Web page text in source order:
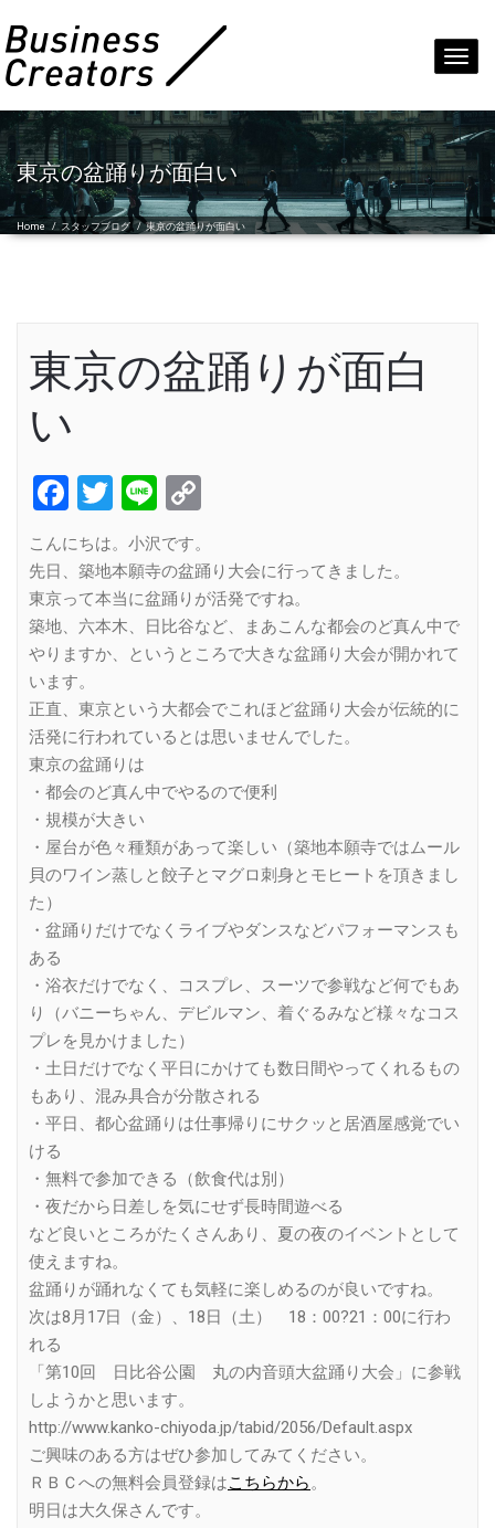
東京の盆踊りが面白い
Home / スタッフブログ /東京の盆踊りが面白い
東京の盆踊りが面白
い
Facebook
Twitter
Line
こんにちは。小沢です。
先日、築地本願寺の盆踊り大会に行ってきました。
東京って本当に盆踊りが活発ですね。
築地、六本木、日比谷など、まあこんな都会のど真ん中で
やりますか、というところで大きな盆踊り大会が開かれて
います。
正直、東京という大都会でこれほど盆踊り大会が伝統的に
活発に行われているとは思いませんでした。
東京の盆踊りは
・都会のど真ん中でやるので便利
・規模が大きい
・屋台が色々種類があって楽しい（築地本願寺ではムール
貝のワイン蒸しと餃子とマグロ刺身とモヒートを頂きまし
た）
・盆踊りだけでなくライブやダンスなどパフォーマンスも
ある
・浴衣だけでなく、コスプレ、スーツで参戦など何でもあ
り（バニーちゃん、デビルマン、着ぐるみなど様々なコス
プレを見かけました）
・土日だけでなく平日にかけても数日間やってくれるもの
もあり、混み具合が分散される
・平日、都心盆踊りは仕事帰りにサクッと居酒屋感覚でい
ける
・無料で参加できる（飲食代は別）
・夜だから日差しを気にせず長時間遊べる
など良いところがたくさんあり、夏の夜のイベントとして
使えますね。
盆踊りが踊れなくても気軽に楽しめるのが良いですね。
次は8月17日（金）、18日（土） 18：00?21：00に行わ
れる
「第10回 日比谷公園 丸の内音頭大盆踊り大会」に参戦
しようかと思います。
http://www.kanko-chiyoda.jp/tabid/2056/Default.aspx
ご興味のある方はぜひ参加してみてください。
ＲＢＣへの無料会員登録はこちらから。
明日は大久保さんです。